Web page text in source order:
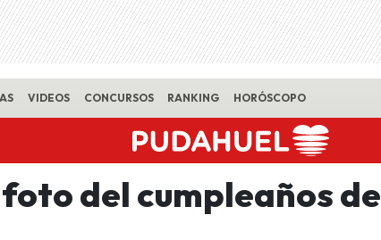
VIDEOS CONCURSOS RANKING HORÓSCOPO
del cumpleaños de